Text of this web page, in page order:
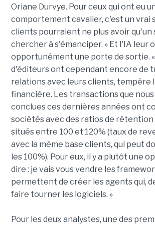
Oriane Durvye. Pour ceux qui ont eu
comportement cavalier, c'est un vrai
clients pourraient ne plus avoir qu'un
chercher à s'émanciper. » Et l'IA leur
opportunément une porte de sortie.
d'éditeurs ont cependant encore de
relations avec leurs clients, tempère
financière. Les transactions que
conclues ces dernières années ont
sociétés avec des ratios de
situés entre 100 et 120% (taux de
avec la même base clients, qui peut
les 100%). Pour eux, il y a plutôt une
dire : je vais vous vendre les
permettent de créer les agents qui,
faire tourner les logiciels. »
Pour les deux analystes, une des